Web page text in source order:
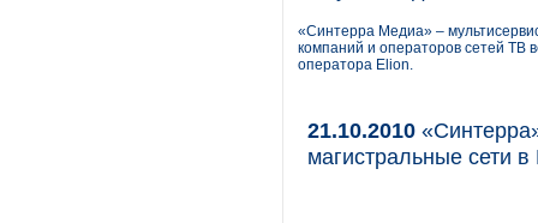
«Синтерра Медиа» –
компаний и операторов сетей ТВ
оператора Elion.
21.10.2010
магистральные сети